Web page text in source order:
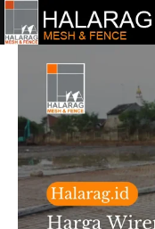
Lewati
konten